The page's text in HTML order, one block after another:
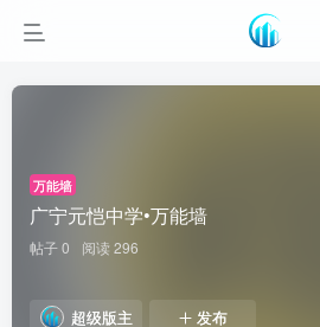
万能墙
广宁元恺中学•万能墙
帖子 0 阅读 296
超级版主 发布